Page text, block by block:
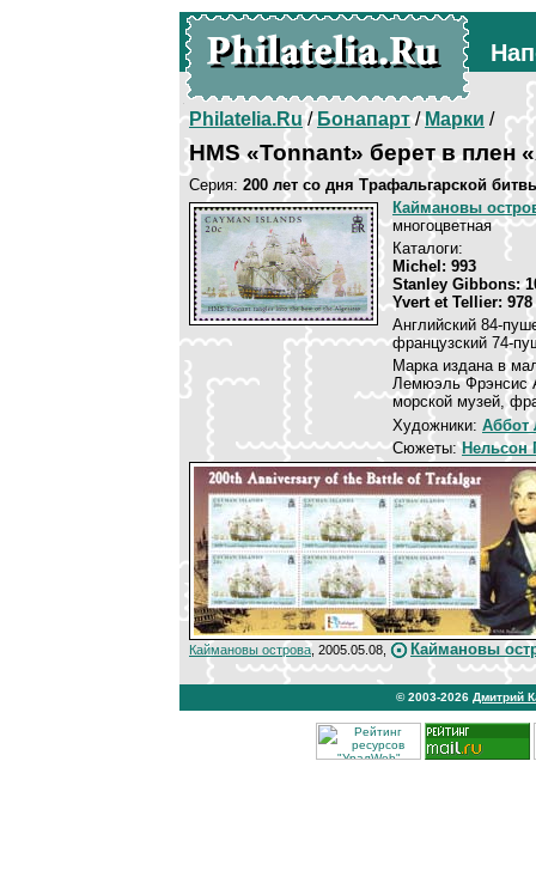
Philatelia.Ru/Бонапарт/Марки /
HMS «Tonnant» берет в плен
Серия: 200 лет со дня Трафальгарской
Каймановы
многоцветная
Каталоги:
Michel: 993
Stanley Gibbons:
Yvert et Tellier: 978
Английский 84-
французский 74-
Марка издана в
Лемюэль Фрэнсис
морской музей,
Художники: Аббот
Сюжеты:Нельсон
Каймановы острова, 2005.05.08, Каймановы
© 2003-2026 Дмитрий